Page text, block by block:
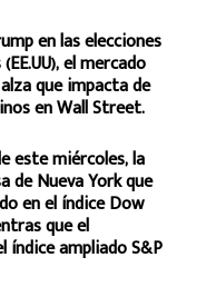
en las elecciones
el mercado
que impacta de
en Wall Street.
este miércoles, la
de Nueva York que
en el índice Dow
que el
índice ampliado S&P